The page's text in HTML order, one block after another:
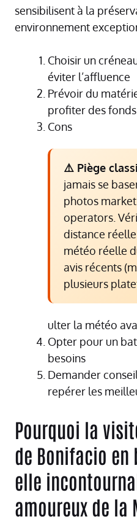
sensibilisent à la
environnement
Choisir un
éviter l’affluence
Prévoir du
profiter des
Cons
⚠️ Piège
jamais se
photos
operators.
distance
météo réelle
avis récents
plusieurs
ulter la météo
Opter pour un
besoins
Demander
repérer les
Pourquoi la
de Bonifacio
elle
amoureux de la